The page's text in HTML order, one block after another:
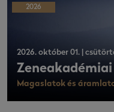
2026
2026. október 01. |
Magaslatok és